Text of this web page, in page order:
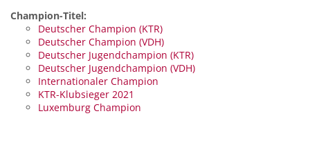
Champion-Titel:
Deutscher Champion (KTR)
Deutscher Champion (VDH)
Deutscher Jugendchampion (KTR)
Deutscher Jugendchampion (VDH)
Internationaler Champion
KTR-Klubsieger 2021
Luxemburg Champion